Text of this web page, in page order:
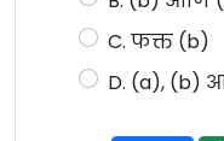
C. फक्त (b)
D. (a), (b)